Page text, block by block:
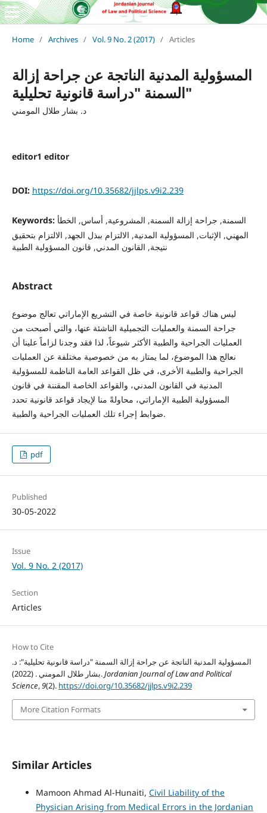
Home / Archives / Vol. 9 No. 2 (2017) / Articles
المسؤولية المدنية الناتجة عن جراحة إزالة
السمنة "دراسة قانونية تحليلية"
د. بشار طلال المومني
editor1 editor
DOI: https://doi.org/10.35682/jjlps.v9i2.239
Keywords: السمنة, جراحة إزالة السمنة, المشروعية, أساس, الخطأ
المهني, الإثبات, المسؤولية المدنية, الالتزام ببذل الجهد, الالتزام بتحقيق
نتيجة, القانون المدني, قانون المسؤولية الطبية
Abstract
ليس هناك قواعد قانونية خاصة في التشريع الإماراتي تعالج موضوع
جراحة السمنة والعمليات التجميلية الناشئة عنها، والتي أصبحت من
العمليات الجراحية والطبية الأكثر شيوعاً، لذا فقد وجدنا لزاماً علينا أن
نعالج هذا الموضوع، لما يمتاز به من خصوصية مختلفة عن العمليات
الجراحية والطبية الأخرى، في ظل القواعد العامة الناظمة للمسؤولية
المدنية في القانون المدني، والقواعد الخاصة المقننة في قانون
المسؤولية الطبية الإماراتي، محاولةً منا لإيجاد قواعد قانونية تحدد
ضوابط إجراء تلك العمليات الجراحية والطبية.
pdf
Published
30-05-2022
Issue
Vol. 9 No. 2 (2017)
Section
Articles
How to Cite
المسؤولية المدنية الناتجة عن جراحة إزالة السمنة "دراسة قانونية تحليلية": د.
بشار طلال المومني . (2022).Jordanian Journal of Law and Political
Science,9(2). https://doi.org/10.35682/jjlps.v9i2.239
More Citation Formats
Similar Articles
Mamoon Ahmad Al-Hunaiti, Civil Liability of the
Physician Arising from Medical Errors in the Jordanian